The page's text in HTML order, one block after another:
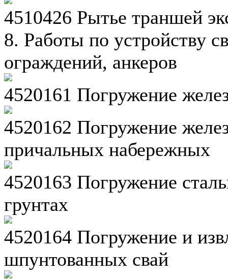
4510426 Рытье траншей
8. Работы по устройству
ограждений, анкеров
4520161 Погружение
4520162 Погружение
причальных набережных
4520163 Погружение
грунтах
4520164 Погружение и
шпунтованных свай